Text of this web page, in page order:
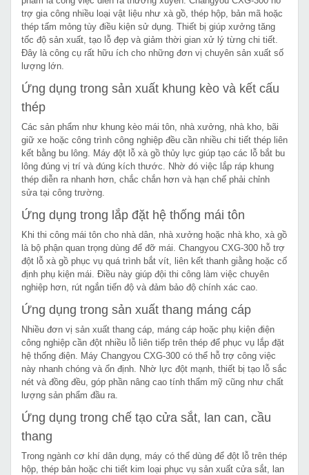
trợ gia công nhiều loại vật liệu như xà gồ, thép hộp, bản mã hoặc
thép tấm mỏng tùy điều kiện sử dụng. Thiết bị giúp xưởng tăng
tốc độ sản xuất, tạo lỗ đẹp và giảm thời gian xử lý từng chi tiết.
Đây là công cụ rất hữu ích cho những đơn vị chuyên sản xuất số
lượng lớn.
Ứng dụng trong sản xuất khung kèo và kết cấu
thép
Các sản phẩm như khung kèo mái tôn, nhà xưởng, nhà kho, bãi
giữ xe hoặc công trình công nghiệp đều cần nhiều chi tiết thép liên
kết bằng bu lông. Máy đột lỗ xà gồ thủy lực giúp tạo các lỗ bắt bu
lông đúng vị trí và đúng kích thước. Nhờ đó việc lắp ráp khung
thép diễn ra nhanh hơn, chắc chắn hơn và hạn chế phải chỉnh
sửa tại công trường.
Ứng dụng trong lắp đặt hệ thống mái tôn
Khi thi công mái tôn cho nhà dân, nhà xưởng hoặc nhà kho, xà gồ
là bộ phận quan trọng dùng để đỡ mái. Changyou CXG-300 hỗ trợ
đột lỗ xà gồ phục vụ quá trình bắt vít, liên kết thanh giằng hoặc cố
định phụ kiện mái. Điều này giúp đội thi công làm việc chuyên
nghiệp hơn, rút ngắn tiến độ và đảm bảo độ chính xác cao.
Ứng dụng trong sản xuất thang máng cáp
Nhiều đơn vị sản xuất thang cáp, máng cáp hoặc phụ kiện điện
công nghiệp cần đột nhiều lỗ liên tiếp trên thép để phục vụ lắp đặt
hệ thống điện. Máy Changyou CXG-300 có thể hỗ trợ công việc
này nhanh chóng và ổn định. Nhờ lực đột mạnh, thiết bị tạo lỗ sắc
nét và đồng đều, góp phần nâng cao tính thẩm mỹ cũng như chất
lượng sản phẩm đầu ra.
Ứng dụng trong chế tạo cửa sắt, lan can, cầu
thang
Trong ngành cơ khí dân dụng, máy có thể dùng để đột lỗ trên thép
hộp, thép bản hoặc chi tiết kim loại phục vụ sản xuất cửa sắt, lan